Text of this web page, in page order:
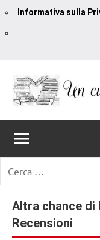
Informativa sulla
contenuto
Un
Cuore
Tra
I
Libri
romanzi
romance
e
non
solo.
Recensioni,
per:
Altra chance di
Recensioni